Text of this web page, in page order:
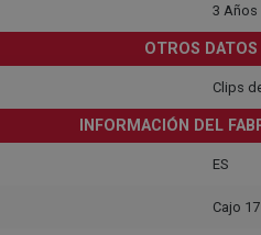
3 Años
OTROS DATOS
Clips
INFORMACIÓN DEL
ES
Cajo